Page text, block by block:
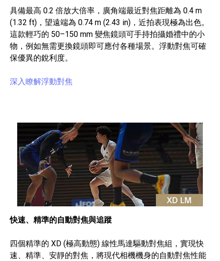
具備最高 0.2 倍放大倍率，廣角端最近對焦距離為 0.4 m
(1.32 ft)，望遠端為 0.74 m (2.43 in)，近拍表現極為出色。
這款輕巧的 50–150 mm 變焦鏡頭可手持拍攝婚禮中的小
物，例如無需更換鏡頭即可應付各種場景。浮動對焦可確
保優異的銳利度。
深入瞭解浮動對焦
快速、精準的自動對焦與追蹤
四個精準的 XD (極高動態) 線性馬達驅動對焦組，實現快
速、精準、安靜的對焦，將現代相機機身的自動對焦性能